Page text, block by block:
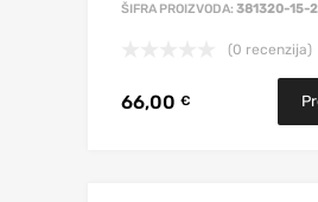
ŠIFRA PROIZVODA: 381320-15-2
(0 recenzija)
66,00 €